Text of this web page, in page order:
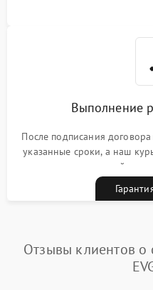
Выполнение
После подписания
указанные сроки, а наш
гарантийным
Отзывы клиентов о